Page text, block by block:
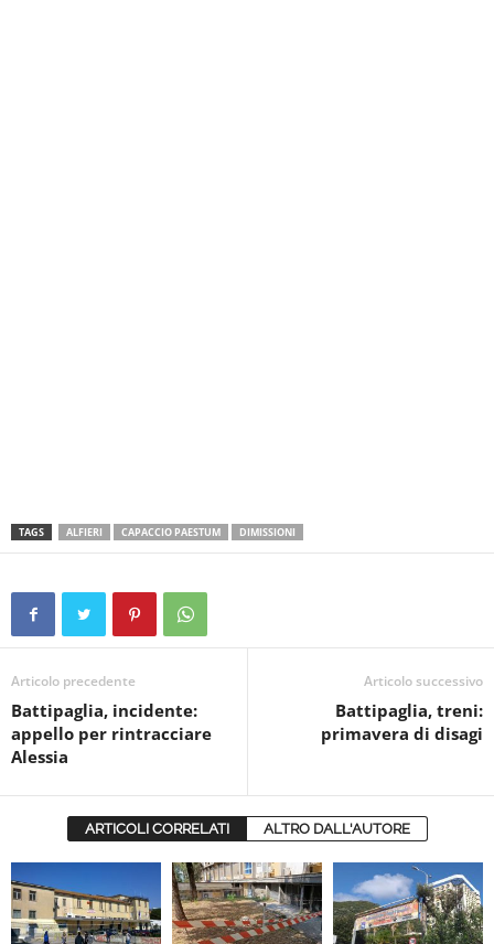
TAGS ALFIERI CAPACCIO PAESTUM DIMISSIONI
Articolo precedente
Battipaglia, incidente:
appello per rintracciare
Alessia
Articolo successivo
Battipaglia, treni:
primavera di disagi
ARTICOLI CORRELATI ALTRO DALL'AUTORE